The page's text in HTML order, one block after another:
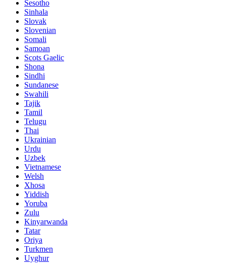
Sesotho
Sinhala
Slovak
Slovenian
Somali
Samoan
Scots Gaelic
Shona
Sindhi
Sundanese
Swahili
Tajik
Tamil
Telugu
Thai
Ukrainian
Urdu
Uzbek
Vietnamese
Welsh
Xhosa
Yiddish
Yoruba
Zulu
Kinyarwanda
Tatar
Oriya
Turkmen
Uyghur